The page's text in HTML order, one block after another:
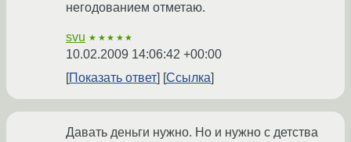
негодованием отметаю.
svu ★★★★★
10.02.2009 14:06:42 +00:00
Показать ответ
Ссылка
Давать деньги нужно. Но и нужно с детства